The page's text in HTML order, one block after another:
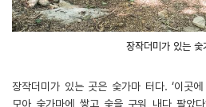
장작더미가 있는 숯
장작더미가 있는 곳은 숯가마 터다. ‘이곳
모아 숯가마에 쌓고 숯을 구워 내다 팔았